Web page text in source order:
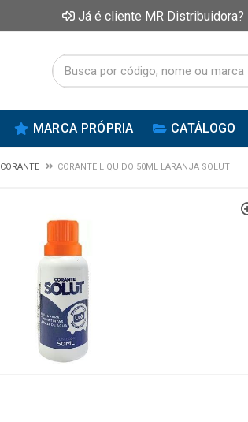
Já é cliente MR Distribuidora?
MARCA PRÓPRIA CATÁLOGO
CORANTE CORANTE LIQUIDO 50ML LARANJA SOLUT